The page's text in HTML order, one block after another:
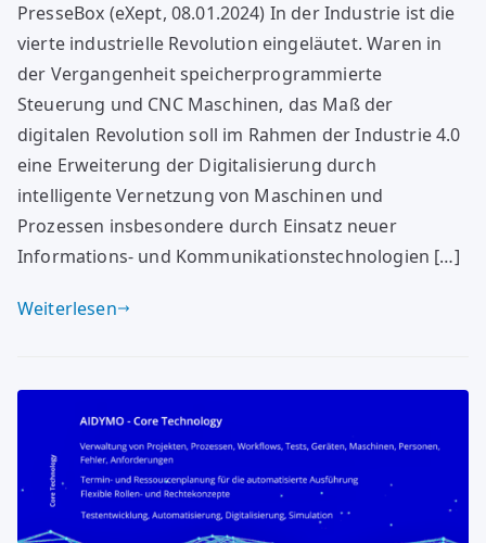
PresseBox (eXept, 08.01.2024) In der Industrie ist die
vierte industrielle Revolution eingeläutet. Waren in
der Vergangenheit speicherprogrammierte
Steuerung und CNC Maschinen, das Maß der
digitalen Revolution soll im Rahmen der Industrie 4.0
eine Erweiterung der Digitalisierung durch
intelligente Vernetzung von Maschinen und
Prozessen insbesondere durch Einsatz neuer
Informations- und Kommunikationstechnologien […]
Weiterlesen